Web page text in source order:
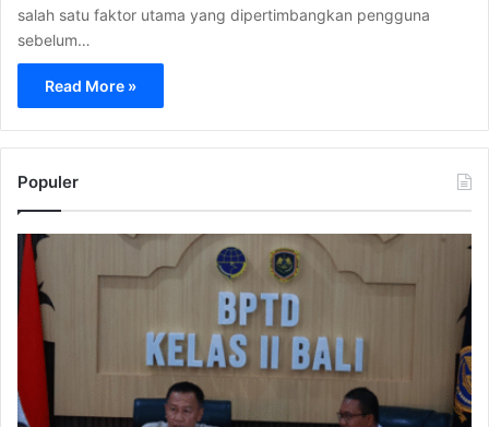
salah satu faktor utama yang dipertimbangkan pengguna
sebelum…
Read More »
Populer